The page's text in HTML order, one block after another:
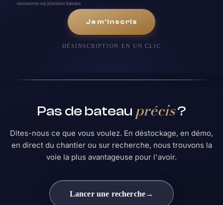
successives sur plusieurs bateaux.
Je m'inscris
DÉSINSCRIPTION EN UN CLIC
Pas de bateau précis?
Dites-nous ce que vous voulez. En déstockage, en démo,
en direct du chantier ou sur recherche, nous trouvons la
voie la plus avantageuse pour l'avoir.
Lancer une recherche→